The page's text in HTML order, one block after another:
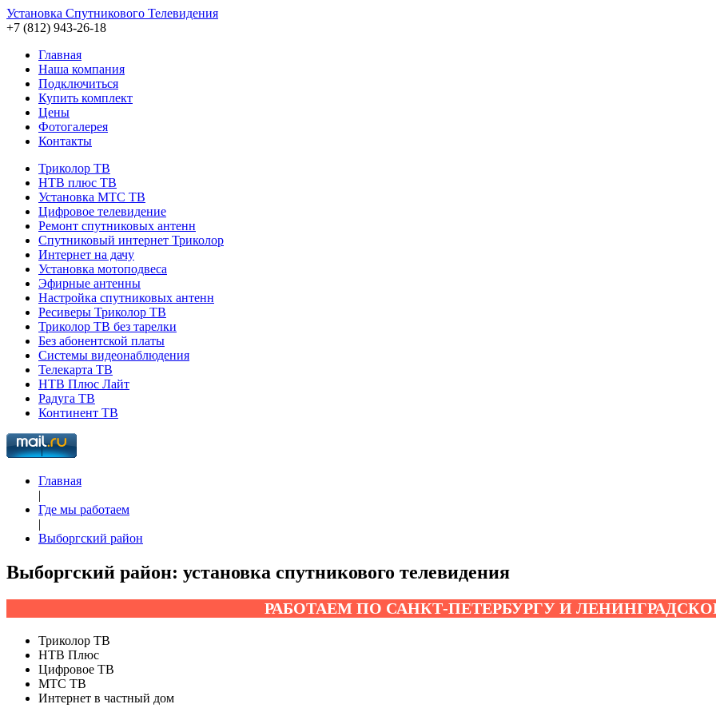
Установка Спутникового Телевидения
+7 (812) 943-26-18
Главная
Наша компания
Подключиться
Купить комплект
Цены
Фотогалерея
Контакты
Триколор ТВ
НТВ плюс ТВ
Установка МТС ТВ
Цифровое телевидение
Ремонт спутниковых антенн
Cпутниковый интернет Триколор
Интернет на дачу
Установка мотоподвеса
Эфирные антенны
Настройка спутниковых антенн
Ресиверы Триколор ТВ
Триколор ТВ без тарелки
Без абонентской платы
Системы видеонаблюдения
Телекарта ТВ
НТВ Плюс Лайт
Радуга ТВ
Континент ТВ
Главная
|
Где мы работаем
|
Выборгский район
Выборгский район: установка спутникового телевидения
РАБОТАЕМ ПО САНКТ-ПЕТЕРБУРГУ И
Триколор ТВ
НТВ Плюс
Цифровое ТВ
МТС ТВ
Интернет в частный дом